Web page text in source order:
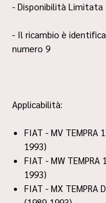
- Disponibilità Limitata
- Il ricambio è
numero 9
Applicabilità:
FIAT - MV TEMPRA
1993)
FIAT - MW TEMPRA
1993)
FIAT - MX TEMPRA